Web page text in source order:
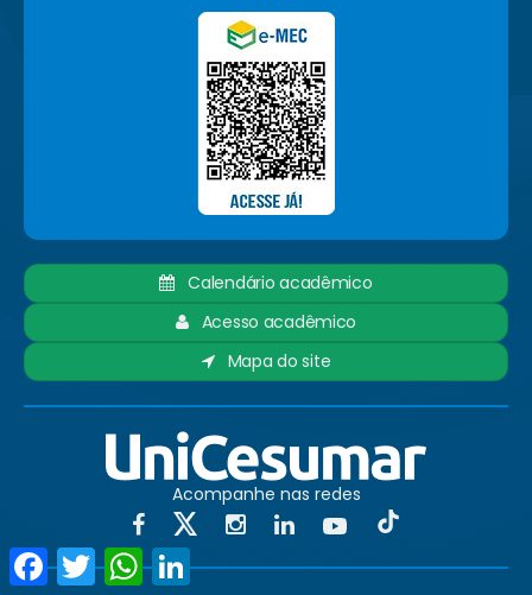
Calendário acadêmico
Acesso acadêmico
Mapa do site
Acompanhe nas redes
FacebookTwitter WhatsApp